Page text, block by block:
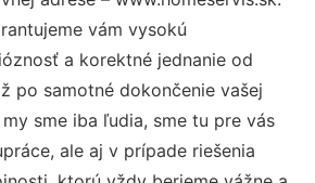
vám vysokú
a korektné jednanie od
po samotné dokončenie vašej
sme iba ľudia, sme tu pre vás
ale aj v prípade riešenia